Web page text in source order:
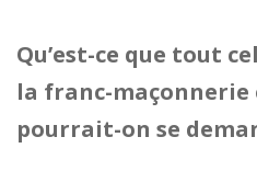
Qu’est-ce que tout
la franc-maçonnerie
pourrait-on se